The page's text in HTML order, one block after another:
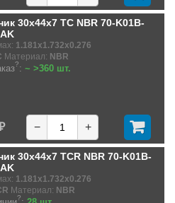
30x44x7 TC NBR 70-K01B-
1.181x1.732x0.276
Материал: NBR
?: ~ >360 шт.
− +
30x44x7 TCR NBR 70-K01B-
1.181x1.732x0.276
Материал: NBR
?